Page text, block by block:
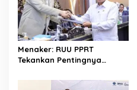
a
t
i
o
n
Menaker: RUU PPRT
Tekankan Pentingnya
Tangga